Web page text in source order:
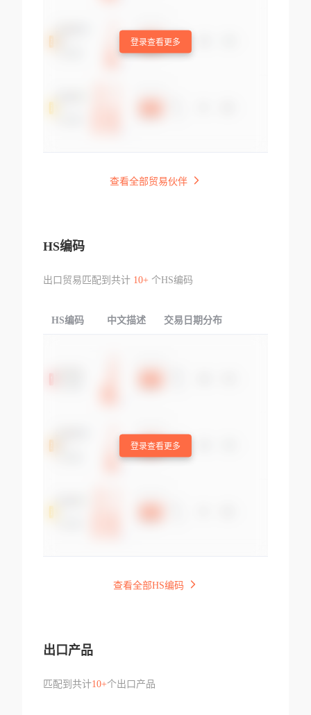
登录查看更多
查看全部贸易伙伴
HS编码
出口贸易匹配到共计 10+个HS编码
HS编码 中文描述 交易日期分布
登录查看更多
查看全部HS编码
出口产品
匹配到共计10+个出口产品